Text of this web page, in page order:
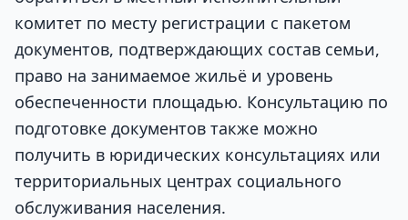
комитет по месту регистрации с пакетом
документов, подтверждающих состав семьи,
право на занимаемое жильё и уровень
обеспеченности площадью. Консультацию по
подготовке документов также можно
получить в юридических консультациях или
территориальных центрах социального
обслуживания населения.